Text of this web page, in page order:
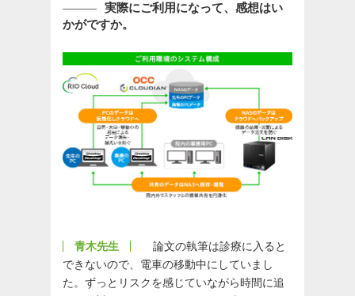
実際にご利用になって、感想はい
かがですか。
青木先生
論文の執筆は診療に入ると
できないので、電車の移動中にしていまし
た。ずっとリスクを感じていながら時間に追